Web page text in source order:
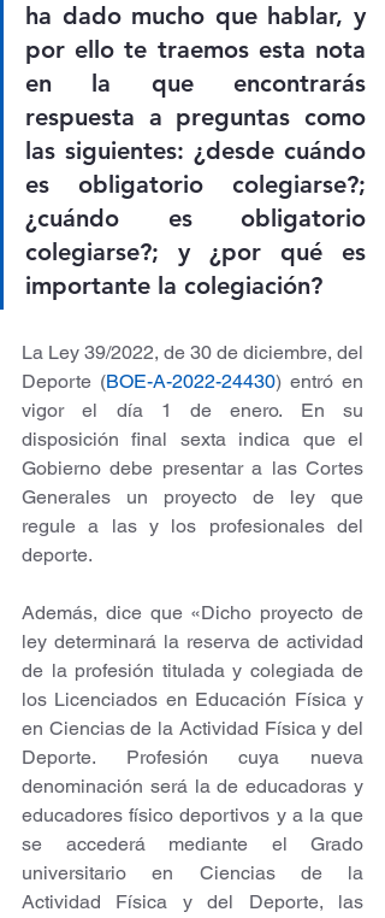
ha dado mucho que hablar, y
por ello te traemos esta nota
en la que encontrarás
respuesta a preguntas como
las siguientes: ¿desde cuándo
es obligatorio colegiarse?;
¿cuándo es obligatorio
colegiarse?; y ¿por qué es
importante la colegiación?
La Ley 39/2022, de 30 de diciembre, del
Deporte (BOE-A-2022-24430) entró en
vigor el día 1 de enero. En su
disposición final sexta indica que el
Gobierno debe presentar a las Cortes
Generales un proyecto de ley que
regule a las y los profesionales del
deporte.
Además, dice que «Dicho proyecto de
ley determinará la reserva de actividad
de la profesión titulada y colegiada de
los Licenciados en Educación Física y
en Ciencias de la Actividad Física y del
Deporte. Profesión cuya nueva
denominación será la de educadoras y
educadores físico deportivos y a la que
se accederá mediante el Grado
universitario en Ciencias de la
Actividad Física y del Deporte, las